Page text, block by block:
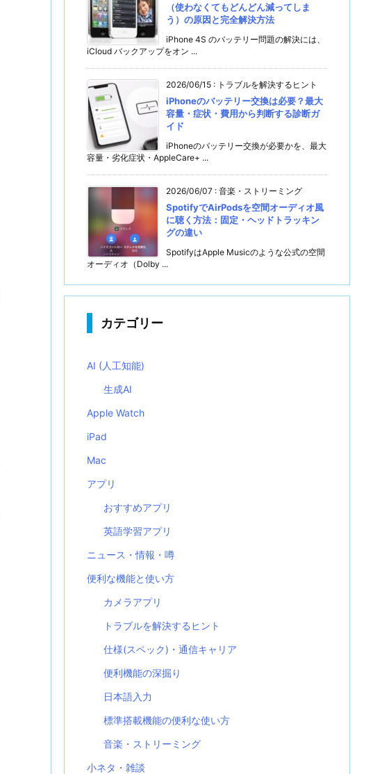
（使わなくてもどんどん減ってしま
う）の原因と完全解決方法
iPhone 4S のバッテリー問題の解決には、
iCloud バックアップをオン ...
2026/06/15 : トラブルを解決するヒント
iPhoneのバッテリー交換は必要？最大
容量・症状・費用から判断する診断ガ
イド
iPhoneのバッテリー交換が必要かを、最大
容量・劣化症状・AppleCare+ ...
2026/06/07 : 音楽・ストリーミング
SpotifyでAirPodsを空間オーディオ風
に聴く方法：固定・ヘッドトラッキン
グの違い
SpotifyはApple Musicのような公式の空間
オーディオ（Dolby ...
カテゴリー
AI (人工知能)
生成AI
Apple Watch
iPad
Mac
アプリ
おすすめアプリ
英語学習アプリ
ニュース・情報・噂
便利な機能と使い方
カメラアプリ
トラブルを解決するヒント
仕様(スペック)・通信キャリア
便利機能の深掘り
日本語入力
標準搭載機能の便利な使い方
音楽・ストリーミング
小ネタ・雑談